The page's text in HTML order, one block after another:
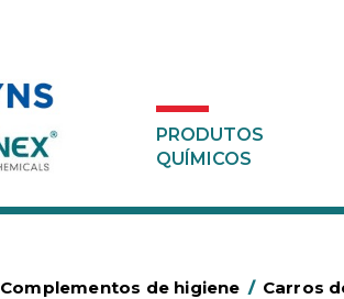
PRODUTOS
QUÍMICOS
Complementos de higiene / Carros